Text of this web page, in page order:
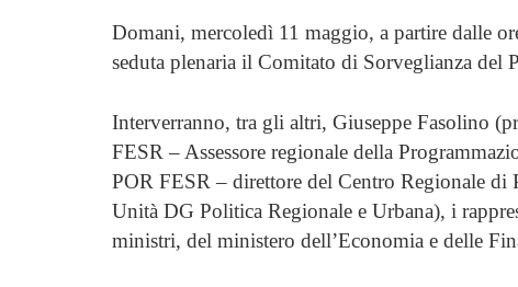
Domani, mercoledì 11 maggio, a partire dalle
seduta plenaria il Comitato di Sorveglianza del
Interverranno, tra gli altri, Giuseppe Fasolino
FESR – Assessore regionale della
POR FESR – direttore del Centro Regionale
Unità DG Politica Regionale e Urbana), i
ministri, del ministero dell’Economia e delle